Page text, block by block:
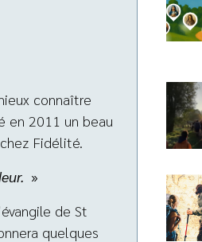
connaître
en 2011 un beau
Fidélité.
»
de St
quelques